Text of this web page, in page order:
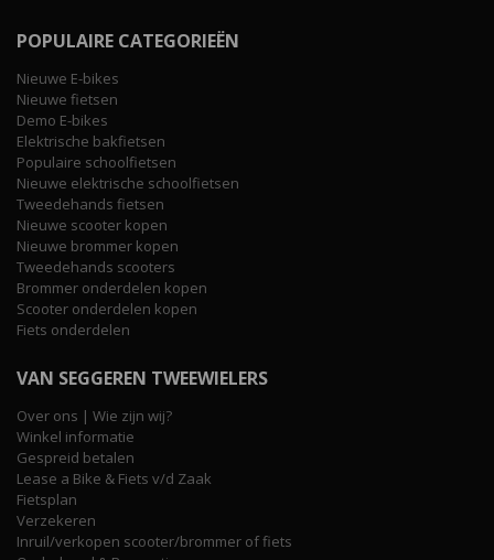
POPULAIRE CATEGORIEËN
Nieuwe E-bikes
Nieuwe fietsen
Demo E-bikes
Elektrische bakfietsen
Populaire schoolfietsen
Nieuwe elektrische schoolfietsen
Tweedehands fietsen
Nieuwe scooter kopen
Nieuwe brommer kopen
Tweedehands scooters
Brommer onderdelen kopen
Scooter onderdelen kopen
Fiets onderdelen
VAN SEGGEREN TWEEWIELERS
Over ons | Wie zijn wij?
Winkel informatie
Gespreid betalen
Lease a Bike & Fiets v/d Zaak
Fietsplan
Verzekeren
Inruil/verkopen scooter/brommer of fiets